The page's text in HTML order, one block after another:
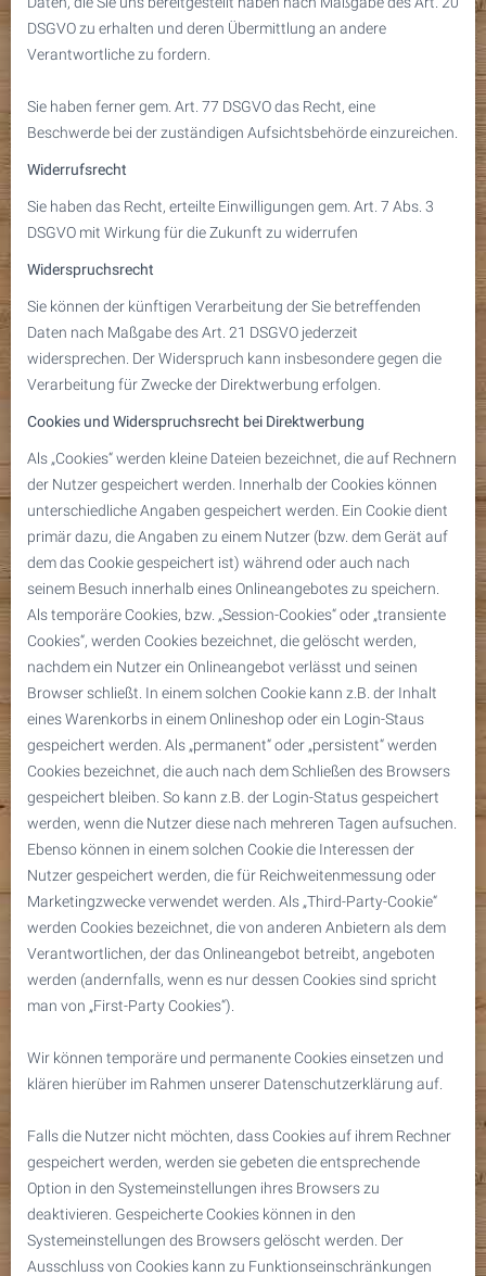
DSGVO zu erhalten und deren Übermittlung an andere
Verantwortliche zu fordern.
Sie haben ferner gem. Art. 77 DSGVO das Recht, eine
Beschwerde bei der zuständigen Aufsichtsbehörde einzureichen.
Widerrufsrecht
Sie haben das Recht, erteilte Einwilligungen gem. Art. 7 Abs. 3
DSGVO mit Wirkung für die Zukunft zu widerrufen
Widerspruchsrecht
Sie können der künftigen Verarbeitung der Sie betreffenden
Daten nach Maßgabe des Art. 21 DSGVO jederzeit
widersprechen. Der Widerspruch kann insbesondere gegen die
Verarbeitung für Zwecke der Direktwerbung erfolgen.
Cookies und Widerspruchsrecht bei Direktwerbung
Als „Cookies“ werden kleine Dateien bezeichnet, die auf Rechnern
der Nutzer gespeichert werden. Innerhalb der Cookies können
unterschiedliche Angaben gespeichert werden. Ein Cookie dient
primär dazu, die Angaben zu einem Nutzer (bzw. dem Gerät auf
dem das Cookie gespeichert ist) während oder auch nach
seinem Besuch innerhalb eines Onlineangebotes zu speichern.
Als temporäre Cookies, bzw. „Session-Cookies“ oder „transiente
Cookies“, werden Cookies bezeichnet, die gelöscht werden,
nachdem ein Nutzer ein Onlineangebot verlässt und seinen
Browser schließt. In einem solchen Cookie kann z.B. der Inhalt
eines Warenkorbs in einem Onlineshop oder ein Login-Staus
gespeichert werden. Als „permanent“ oder „persistent“ werden
Cookies bezeichnet, die auch nach dem Schließen des Browsers
gespeichert bleiben. So kann z.B. der Login-Status gespeichert
werden, wenn die Nutzer diese nach mehreren Tagen aufsuchen.
Ebenso können in einem solchen Cookie die Interessen der
Nutzer gespeichert werden, die für Reichweitenmessung oder
Marketingzwecke verwendet werden. Als „Third-Party-Cookie“
werden Cookies bezeichnet, die von anderen Anbietern als dem
Verantwortlichen, der das Onlineangebot betreibt, angeboten
werden (andernfalls, wenn es nur dessen Cookies sind spricht
man von „First-Party Cookies“).
Wir können temporäre und permanente Cookies einsetzen und
klären hierüber im Rahmen unserer Datenschutzerklärung auf.
Falls die Nutzer nicht möchten, dass Cookies auf ihrem Rechner
gespeichert werden, werden sie gebeten die entsprechende
Option in den Systemeinstellungen ihres Browsers zu
deaktivieren. Gespeicherte Cookies können in den
Systemeinstellungen des Browsers gelöscht werden. Der
Ausschluss von Cookies kann zu Funktionseinschränkungen